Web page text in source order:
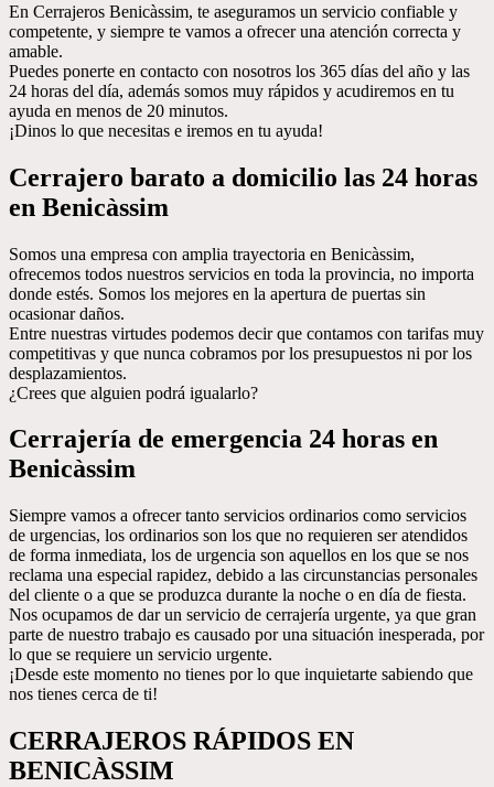
En Cerrajeros Benicàssim, te aseguramos un servicio confiable y
competente, y siempre te vamos a ofrecer una atención correcta y
amable.
Puedes ponerte en contacto con nosotros los 365 días del año y las
24 horas del día, además somos muy rápidos y acudiremos en tu
ayuda en menos de 20 minutos.
¡Dinos lo que necesitas e iremos en tu ayuda!
Cerrajero barato a domicilio las 24 horas
en Benicàssim
Somos una empresa con amplia trayectoria en Benicàssim,
ofrecemos todos nuestros servicios en toda la provincia, no importa
donde estés. Somos los mejores en la apertura de puertas sin
ocasionar daños.
Entre nuestras virtudes podemos decir que contamos con tarifas muy
competitivas y que nunca cobramos por los presupuestos ni por los
desplazamientos.
¿Crees que alguien podrá igualarlo?
Cerrajería de emergencia 24 horas en
Benicàssim
Siempre vamos a ofrecer tanto servicios ordinarios como servicios
de urgencias, los ordinarios son los que no requieren ser atendidos
de forma inmediata, los de urgencia son aquellos en los que se nos
reclama una especial rapidez, debido a las circunstancias personales
del cliente o a que se produzca durante la noche o en día de fiesta.
Nos ocupamos de dar un servicio de cerrajería urgente, ya que gran
parte de nuestro trabajo es causado por una situación inesperada, por
lo que se requiere un servicio urgente.
¡Desde este momento no tienes por lo que inquietarte sabiendo que
nos tienes cerca de ti!
CERRAJEROS RÁPIDOS EN
BENICÀSSIM